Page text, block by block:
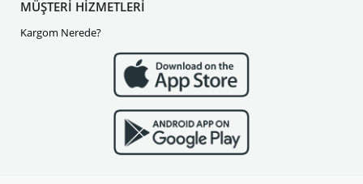
MÜŞTERİ HİZMETLERİ
Kargom Nerede?